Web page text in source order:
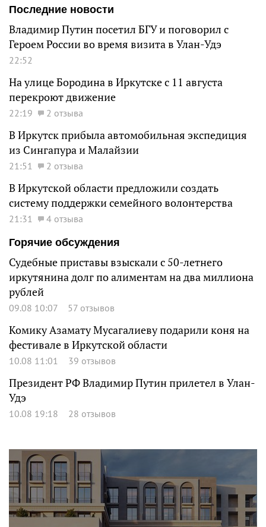
Последние новости
Владимир Путин посетил БГУ и поговорил с
Героем России во время визита в Улан-Удэ
22:52
На улице Бородина в Иркутске с 11 августа
перекроют движение
22:19 2 отзыва
В Иркутск прибыла автомобильная экспедиция
из Сингапура и Малайзии
21:51 2 отзыва
В Иркутской области предложили создать
систему поддержки семейного волонтерства
21:31
4 отзыва
Горячие обсуждения
Судебные приставы взыскали с 50-летнего
иркутянина долг по алиментам на два миллиона
рублей
09.08 10:07 57 отзывов
Комику Азамату Мусагалиеву подарили коня на
фестивале в Иркутской области
10.08 11:01 39 отзывов
Президент РФ Владимир Путин прилетел в Улан-
Удэ
10.08 19:18 28 отзывов